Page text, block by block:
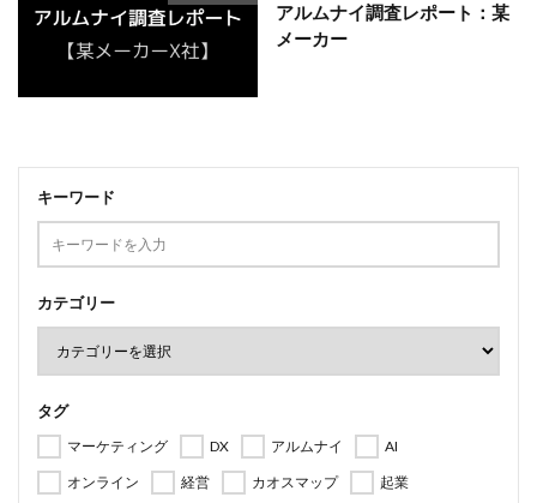
アルムナイ調査レポート：某
メーカー
キーワード
カテゴリー
タグ
マーケティング DX アルムナイ
AI
オンライン
経営 カオスマップ
起業